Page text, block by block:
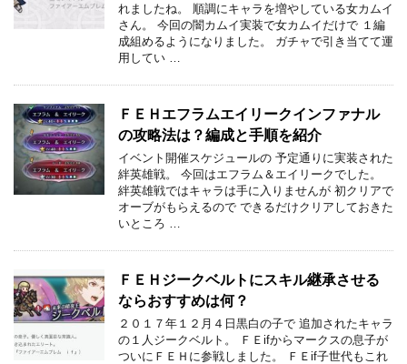
れましたね。 順調にキャラを増やしている女カムイ
さん。 今回の闇カムイ実装で女カムイだけで １編
成組めるようになりました。 ガチャで引き当てて運
用してい …
ＦＥＨエフラムエイリークインファナル
の攻略法は？編成と手順を紹介
イベント開催スケジュールの 予定通りに実装された
絆英雄戦。 今回はエフラム＆エイリークでした。
絆英雄戦ではキャラは手に入りませんが 初クリアで
オーブがもらえるので できるだけクリアしておきた
いところ …
ＦＥＨジークベルトにスキル継承させる
ならおすすめは何？
２０１７年１２月４日黒白の子で 追加されたキャラ
の１人ジークベルト。 ＦＥifからマークスの息子が
ついにＦＥＨに参戦しました。 ＦＥif子世代もこれ